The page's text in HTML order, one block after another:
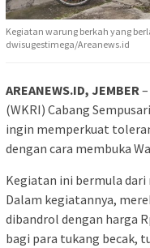
Kegiatan warung berkah yang
dwisugestimega/Areanews.id
AREANEWS.ID, JEMBER
(WKRI) Cabang
ingin memperkuat
dengan cara membuka
Kegiatan ini bermula dari
Dalam kegiatannya,
dibandrol dengan harga
bagi para tukang becak,